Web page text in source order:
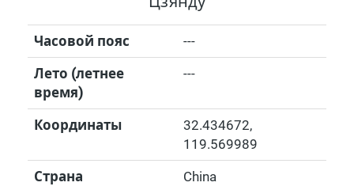
Часовой пояс ---
Лето (летнее
время)
---
Координаты 32.434672,
119.569989
Страна China